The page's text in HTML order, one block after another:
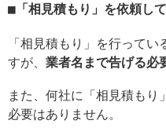
「相見積もり」を依頼し
「相見積もり」を行って
すが、 業者名まで告げる必
また、何社に「相見積もり
必要はありません。